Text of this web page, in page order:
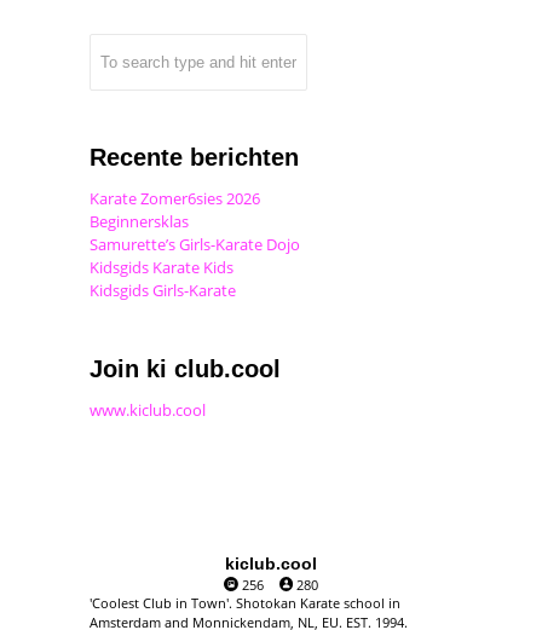
Recente berichten
Karate Zomer6sies 2026
Beginnersklas
Samurette’s Girls-Karate Dojo
Kidsgids Karate Kids
Kidsgids Girls-Karate
Join ki club.cool
www.kiclub.cool
kiclub.cool
256
280
'Coolest Club in Town'. Shotokan Karate school in
Amsterdam and Monnickendam, NL, EU. EST. 1994.